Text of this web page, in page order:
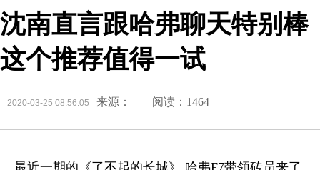
沈南直言跟哈弗聊天特别棒
这个推荐值得一试
2020-03-25 08:56:05 来源： 阅读：1464
最近一期的《了不起的长城》,哈弗F7带领砖员来了